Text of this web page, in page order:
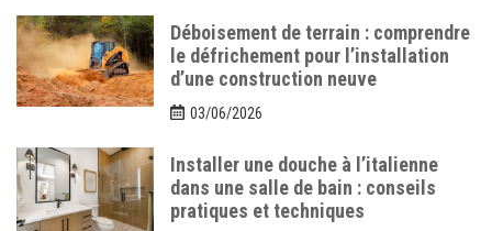
Déboisement de terrain : comprendre
le défrichement pour l’installation
d’une construction neuve
03/06/2026
Installer une douche à l’italienne
dans une salle de bain : conseils
pratiques et techniques